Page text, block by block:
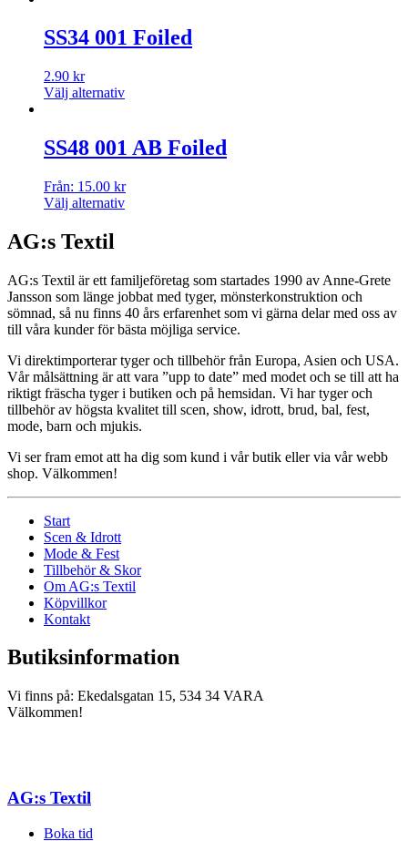
SS34 001 Foiled
2.90 kr
Välj alternativ
SS48 001 AB Foiled
Från: 15.00 kr
Välj alternativ
AG:s Textil
AG:s Textil är ett familjeföretag som startades 1990 av Anne-Grete
Jansson som länge jobbat med tyger, mönsterkonstruktion och
sömnad, så nu finns 40 års erfarenhet som vi gärna delar med oss av
till våra kunder för bästa möjliga service.
Vi direktimporterar tyger och tillbehör från Europa, Asien och USA.
Vår målsättning är att vara ”upp to date” med modet och se till att ha
riktigt fräscha tyger i butiken och på hemsidan. Vi har tyger och
tillbehör av högsta kvalitet till scen, show, idrott, brud, bal, fest,
mode, barn och mjukis.
Vi ser fram emot att ha dig som kund i vår butik eller via vår webb
shop. Välkommen!
Start
Scen & Idrott
Mode & Fest
Tillbehör & Skor
Om AG:s Textil
Köpvillkor
Kontakt
Butiksinformation
Vi finns på: Ekedalsgatan 15, 534 34 VARA
Välkommen!
AG:s Textil
Boka tid